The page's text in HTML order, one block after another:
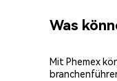
Was
Mit Phemex